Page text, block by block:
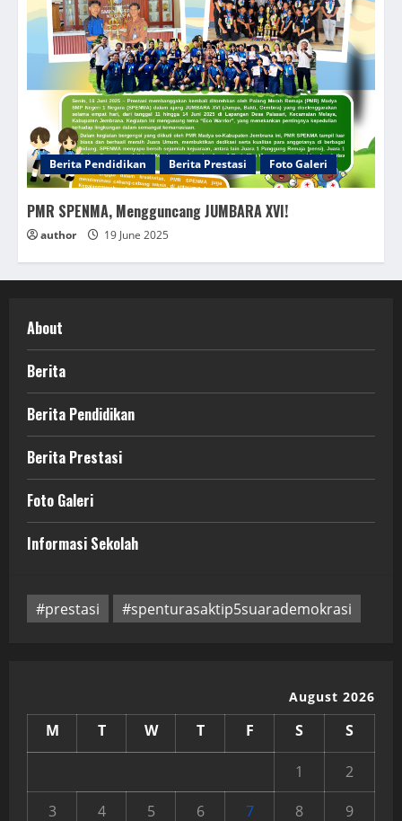
Berita Pendidikan Berita Prestasi Foto Galeri
PMR SPENMA, Mengguncang JUMBARA XVI!
author 19 June 2025
About
Berita
Berita Pendidikan
Berita Prestasi
Foto Galeri
Informasi Sekolah
#prestasi #spenturasaktip5suarademokrasi
August 2026
M T W T F S S
1
2
3
4 5 6 7 8 9